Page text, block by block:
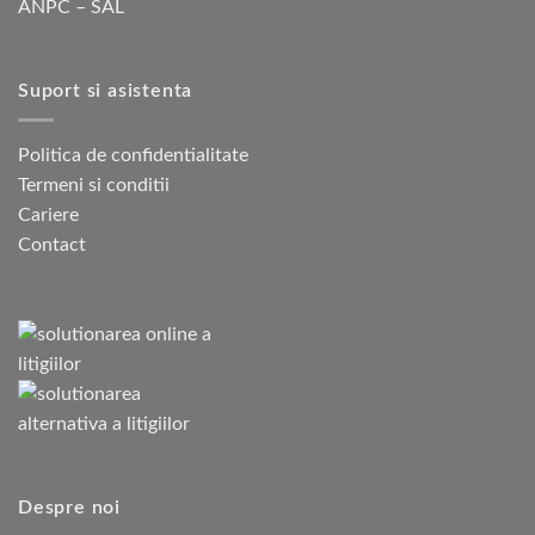
ANPC – SAL
Suport si asistenta
Politica de confidentialitate
Termeni si conditii
Cariere
Contact
Despre noi